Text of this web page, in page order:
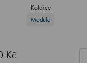
Kolekce
Module
Kč